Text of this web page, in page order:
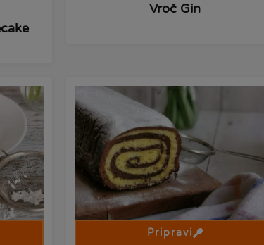
Vroč Gin
Pripravi